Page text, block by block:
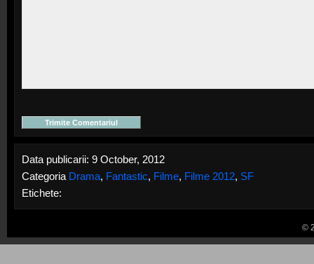
Data publicarii: 9 October, 2012
Categoria Drama, Fantastic, Filme, Filme 2012, SF
Etichete:
©